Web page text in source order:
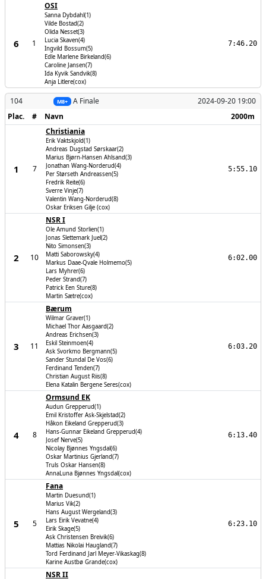
6 1
OSI
Sanna Dybdahl(1)
Vilde Bostad(2)
Olida Nesset(3)
Lucia Skaven(4)
Ingvild Bossum(5)
Edle Marlene Birkeland(6)
Caroline Jansen(7)
Ida Kyvik Sandvik(8)
Anja Litlere(cox)
7:46.20
104 M8+ A Finale
2024-09-20 19:00
Plac.
# Navn 2000m
1 7
Christiania
Erik Vaktskjold(1)
Andreas Dugstad Sørskaar(2)
Marius Bjørn-Hansen Ahlsand(3)
Jonathan Wang-Norderud(4)
Per Størseth Andreassen(5)
Fredrik Reite(6)
Sverre Vinje(7)
Valentin Wang-Norderud(8)
Oskar Eriksen Gilje (cox)
5:55.10
2 10
NSR I
Ole Amund Storlien(1)
Jonas Slettemark Juel(2)
Nito Simonsen(3)
Matti Saborowsky(4)
Markus Daae-Qvale Holmemo(5)
Lars Myhrer(6)
Peder Strand(7)
Patrick Een Sture(8)
Martin Sætre(cox)
6:02.00
3 11
Bærum
Wilmar Graver(1)
Michael Thor Aasgaard(2)
Andreas Erichsen(3)
Eskil Steinmoen(4)
Ask Svorkmo Bergmann(5)
Sander Stundal De Vos(6)
Ferdinand Tenden(7)
Christian August Riis(8)
Elena Katalin Bergene Seres(cox)
6:03.20
4 8
Ormsund EK
Audun Grepperud(1)
Emil Kristoffer Ask-Skjelstad(2)
Håkon Eikeland Grepperud(3)
Hans-Gunnar Eikeland Grepperud(4)
Josef Nerve(5)
Nicolay Bjønnes Yngsdal(6)
Oskar Martinius Gjerland(7)
Truls Oskar Hansen(8)
AnnaLuna Bjønnes Yngsdal(cox)
6:13.40
5 5
Fana
Martin Duesund(1)
Marius Vik(2)
Hans August Wergeland(3)
Lars Eirik Vevatne(4)
Eirik Skage(5)
Ask Christensen Breivik(6)
Mattias Nikolai Haugland(7)
Tord Ferdinand Jarl Meyer-Vikaskag(8)
Karine Austbø Grande(cox)
6:23.10
NSR II